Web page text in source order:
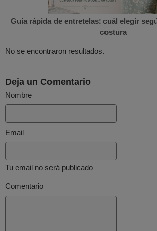
Guía rápida de entretelas: cuál elegir
costura
No se encontraron resultados.
Deja un Comentario
Nombre
Email
Tu email no será publicado
Comentario